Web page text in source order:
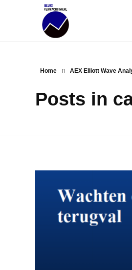
Beursverwachting.nl
Home AEX Elliott Wave
Posts in